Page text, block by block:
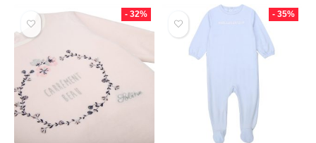
- 32% - 35%